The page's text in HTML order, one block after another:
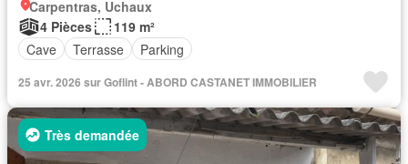
Carpentras, Uchaux
4 Pièces
119 m²
Cave
Terrasse Parking
25 avr. 2026 sur Goflint - ABORD CASTANET IMMOBILIER
Très demandée